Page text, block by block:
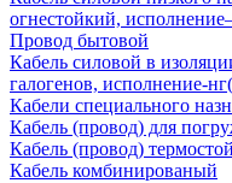
огнестойкий,
Провод бытовой
Кабель силовой в
галогенов, исполнение-
Кабели специального
Кабель (провод) для
Кабель (провод)
Кабель комбинированый